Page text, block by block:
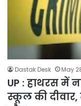
Dastak Desk May
UP : हाथरस में
स्कूल की